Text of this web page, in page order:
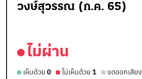
วงษ์สุวรรณ (ก.ค. 65)
ไม่ผ่าน
เห็นด้วย 0 ไม่เห็นด้วย 1 งดออกเสียง